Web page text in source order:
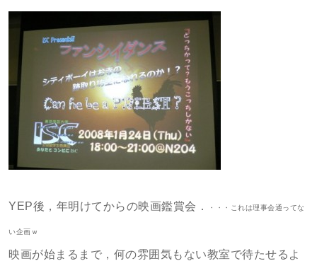
YEP後，年明けてからの映画鑑賞会． ・・・これは理事会通ってな
い企画ｗ
映画が始まるまで，何の雰囲気もない教室で待たせるよ